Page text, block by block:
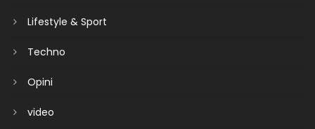
Lifestyle & Sport
Techno
Opini
video